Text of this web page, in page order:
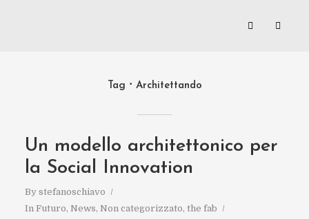
Tag Architettando
Un modello architettonico per
la Social Innovation
By stefanoschiavo
In Futuro, News, Non categorizzato, the fab